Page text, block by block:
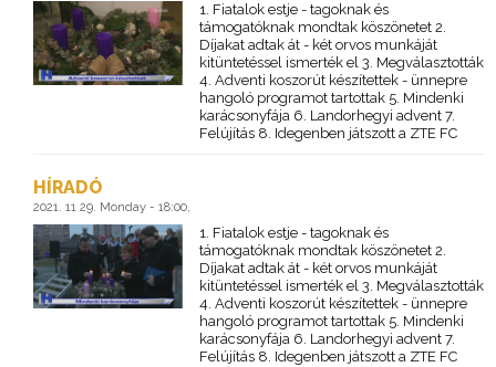
1. Fiatalok estje - tagoknak és
támogatóknak mondtak köszönetet 2.
Díjakat adtak át - két orvos munkáját
kitüntetéssel ismerték el 3. Megválasztották
4. Adventi koszorút készítettek - ünnepre
hangoló programot tartottak 5. Mindenki
karácsonyfája 6. Landorhegyi advent 7.
Felújítás 8. Idegenben játszott a ZTE FC
HÍRADÓ
2021. 11 29. Monday - 18:00,
1. Fiatalok estje - tagoknak és
támogatóknak mondtak köszönetet 2.
Díjakat adtak át - két orvos munkáját
kitüntetéssel ismerték el 3. Megválasztották
4. Adventi koszorút készítettek - ünnepre
hangoló programot tartottak 5. Mindenki
karácsonyfája 6. Landorhegyi advent 7.
Felújítás 8. Idegenben játszott a ZTE FC